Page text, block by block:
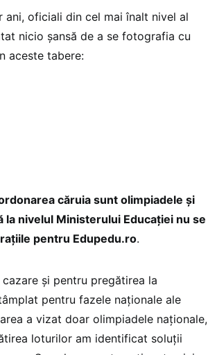
ani, oficiali din cel mai înalt nivel al
nicio șansă de a se fotografia cu
aceste tabere:
căruia sunt olimpiadele și
nivelul Ministerului Educației nu se
pentru Edupedu.ro.
și pentru pregătirea la
pentru fazele naționale ale
a vizat doar olimpiadele naționale,
loturilor am identificat soluții